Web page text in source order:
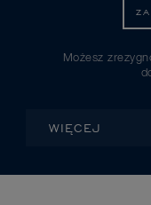
Możesz
WIĘCEJ